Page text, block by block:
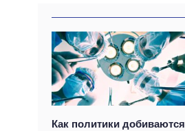
Как политики